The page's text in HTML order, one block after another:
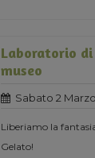
Laboratorio
museo
Sabato 2
Liberiamo la
Gelato!